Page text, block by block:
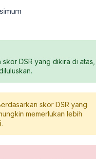
DSR yang dikira di atas,
skor DSR yang
memerlukan lebih